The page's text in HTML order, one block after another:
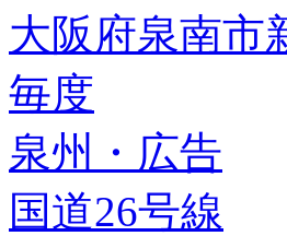
大阪府泉南市
毎度
泉州・広告
国道26号線